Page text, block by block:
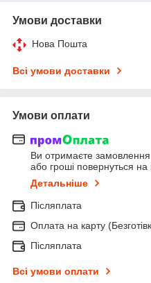
Умови доставки
Нова Пошта
Всі умови доставки
Умови оплати
Ви отримаєте замовлення
або гроші повернуться на
Детальніше
Післяплата
Оплата на карту
Післяплата
Всі умови оплати